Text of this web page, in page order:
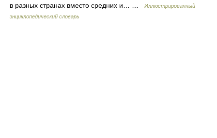
в разных странах вместо средних и… …
Иллюстрированный
энциклопедический словарь